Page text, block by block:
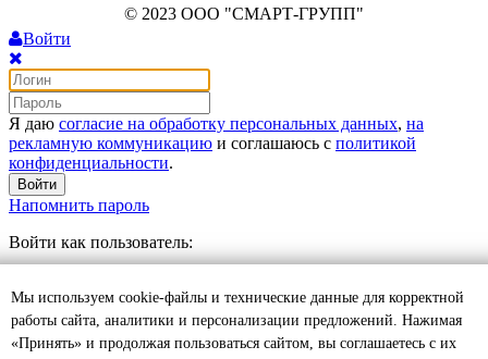
© 2023 ООО "СМАРТ-ГРУПП"
Войти
Я даю согласие на обработку персональных данных, на
рекламную коммуникацию и соглашаюсь с политикой
конфиденциальности.
Войти
Напомнить пароль
Войти как пользователь:
Отложенные 0
Моя корзина 0 0 руб.
Оформить
Мы используем cookie-файлы и технические данные для корректной
работы сайта, аналитики и персонализации предложений. Нажимая
«Принять» и продолжая пользоваться сайтом, вы соглашаетесь с их